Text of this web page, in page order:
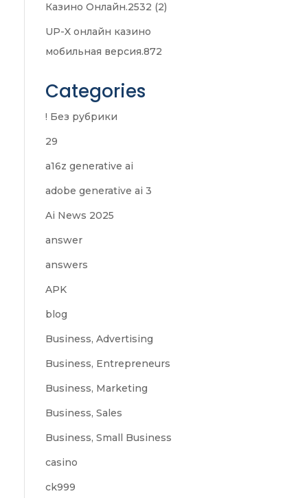
Казино Онлайн.2532 (2)
UP-X онлайн казино
мобильная версия.872
Categories
! Без рубрики
29
a16z generative ai
adobe generative ai 3
Ai News 2025
answer
answers
APK
blog
Business, Advertising
Business, Entrepreneurs
Business, Marketing
Business, Sales
Business, Small Business
casino
ck999